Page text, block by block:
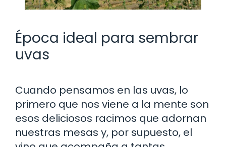
Época ideal para sembrar
uvas
Cuando pensamos en las uvas, lo
primero que nos viene a la mente son
esos deliciosos racimos que adornan
nuestras mesas y, por supuesto, el